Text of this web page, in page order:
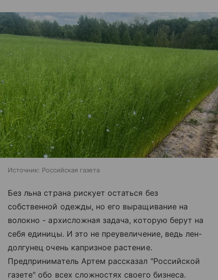
Источник: Российская газета
Без льна страна рискует остаться без
собственной одежды, но его выращивание на
волокно - архисложная задача, которую берут на
себя единицы. И это не преувеличение, ведь лен-
долгунец очень капризное растение.
Предприниматель Артем рассказал "Российской
газете" обо всех сложностях своего бизнеса.